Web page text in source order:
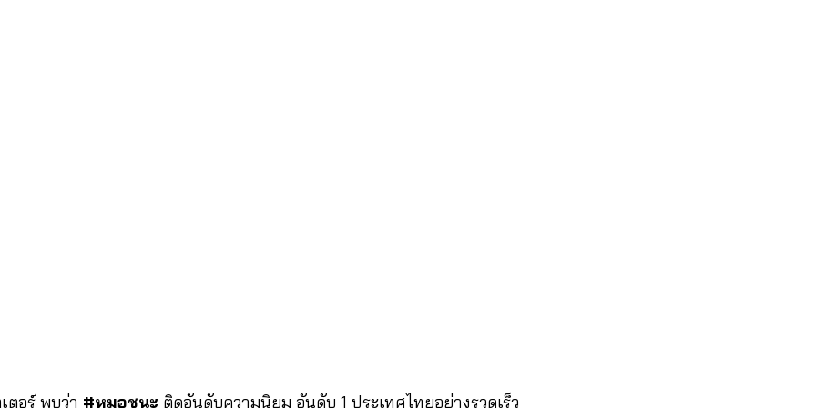
ตอร์ พบว่า #หมอชนะ ติดอันดับความนิยม อันดับ 1 ประเทศไทยอย่างรวดเร็ว